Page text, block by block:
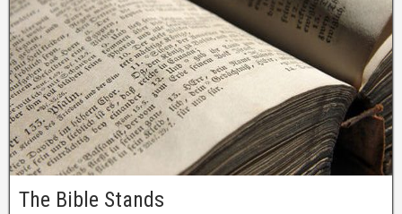
The Bible Stands